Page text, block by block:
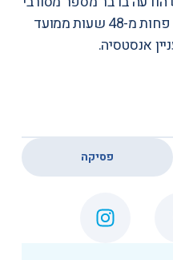
הכניסה שהועלו על טיסה בתוך פחות מ-48 שעות ממועד
אנסטסיה.
פסיקה